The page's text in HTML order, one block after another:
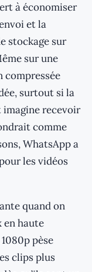
à économiser
et la
stockage sur
sur une
compressée
surtout si la
imagine recevoir
comme
WhatsApp a
les vidéos
quand on
en haute
pèse
clips plus